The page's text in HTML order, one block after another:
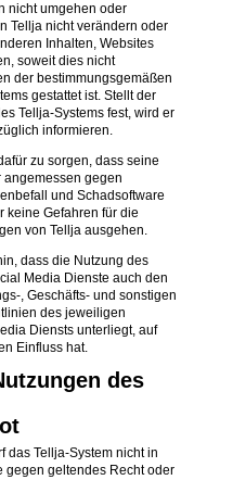
nicht umgehen oder
Tellja nicht verändern oder
Inhalten, Websites
soweit dies nicht
der bestimmungsgemäßen
gestattet ist. Stellt der
Tellja-Systems fest, wird er
informieren.
zu sorgen, dass seine
angemessen gegen
und Schadsoftware
keine Gefahren für die
von Tellja ausgehen.
dass die Nutzung des
Media Dienste auch den
, Geschäfts- und sonstigen
des jeweiligen
Diensts unterliegt, auf
Einfluss hat.
des
das Tellja-System nicht in
gegen geltendes Recht oder